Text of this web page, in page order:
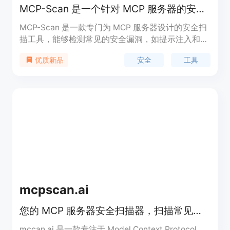
MCP-Scan 是一个针对 MCP 服务器的安全扫描工具。
MCP-Scan 是一款专门为 MCP 服务器设计的安全扫
描工具，能够检测常见的安全漏洞，如提示注入和工
确保系统的安全性，适用于各种开发者和系统管理
优质新品 安全 工具
mcpscan.ai
您的 MCP 服务器安全扫描器，扫描常见漏洞，确保数据和代理安全。